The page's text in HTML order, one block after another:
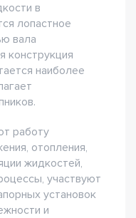
в
лопастное
вала
конструкция
наиболее
работу
отопления,
жидкостей,
участвуют
установок
и